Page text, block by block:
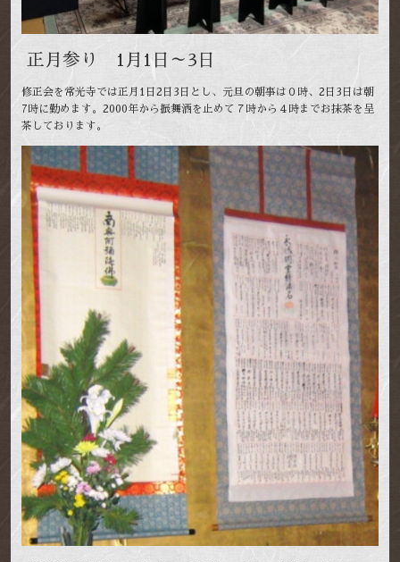
正月参り 1月1日～3日
修正会を常光寺では正月1日2日3日とし、元旦の朝事は０時、2日3日は朝
7時に勤めます。2000年から振舞酒を止めて７時から４時までお抹茶を呈
茶しております。